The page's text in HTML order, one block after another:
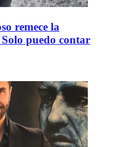
remece la
puedo contar